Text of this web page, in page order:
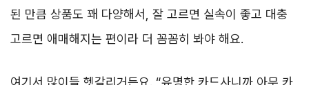
된 만큼 상품도 꽤 다양해서, 잘 고르면 실속이 좋고 대충
고르면 애매해지는 편이라 더 꼼꼼히 봐야 해요.
여기서 많이들 헷갈리거든요. “유명한 카드사니까 아무 카